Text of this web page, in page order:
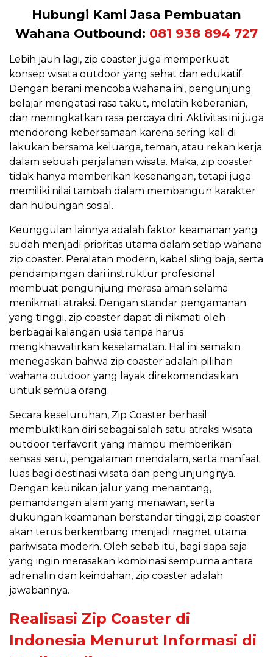
Hubungi Kami Jasa Pembuatan
Wahana Outbound: 081 938 894 727
Lebih jauh lagi, zip coaster juga memperkuat
konsep wisata outdoor yang sehat dan edukatif.
Dengan berani mencoba wahana ini, pengunjung
belajar mengatasi rasa takut, melatih keberanian,
dan meningkatkan rasa percaya diri. Aktivitas ini juga
mendorong kebersamaan karena sering kali di
lakukan bersama keluarga, teman, atau rekan kerja
dalam sebuah perjalanan wisata. Maka, zip coaster
tidak hanya memberikan kesenangan, tetapi juga
memiliki nilai tambah dalam membangun karakter
dan hubungan sosial.
Keunggulan lainnya adalah faktor keamanan yang
sudah menjadi prioritas utama dalam setiap wahana
zip coaster. Peralatan modern, kabel sling baja, serta
pendampingan dari instruktur profesional
membuat pengunjung merasa aman selama
menikmati atraksi. Dengan standar pengamanan
yang tinggi, zip coaster dapat di nikmati oleh
berbagai kalangan usia tanpa harus
mengkhawatirkan keselamatan. Hal ini semakin
menegaskan bahwa zip coaster adalah pilihan
wahana outdoor yang layak direkomendasikan
untuk semua orang.
Secara keseluruhan, Zip Coaster berhasil
membuktikan diri sebagai salah satu atraksi wisata
outdoor terfavorit yang mampu memberikan
sensasi seru, pengalaman mendalam, serta manfaat
luas bagi destinasi wisata dan pengunjungnya.
Dengan keunikan jalur yang menantang,
pemandangan alam yang menawan, serta
dukungan keamanan berstandar tinggi, zip coaster
akan terus berkembang menjadi magnet utama
pariwisata modern. Oleh sebab itu, bagi siapa saja
yang ingin merasakan kombinasi sempurna antara
adrenalin dan keindahan, zip coaster adalah
jawabannya.
Realisasi Zip Coaster di
Indonesia Menurut Informasi di